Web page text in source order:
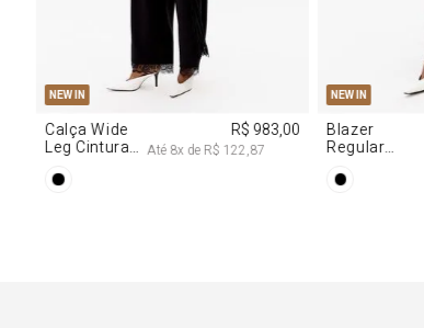
NEW IN
PP P
Calça Wide
Leg Cintura
Renda
R$ 983,00
Até 8x deR$ 122,87
NEW IN
PP
Blazer
Regular
Com Renda